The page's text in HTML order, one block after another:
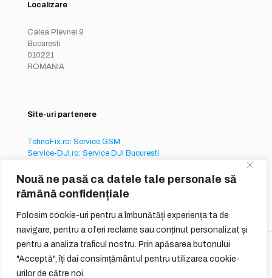
Nouă ne pasă ca datele tale personale să
rămână confidențiale
Folosim cookie-uri pentru a îmbunătăți experiența ta de
navigare, pentru a oferi reclame sau conținut personalizat și
pentru a analiza traficul nostru. Prin apăsarea butonului
"Acceptă", îți dai consimțământul pentru utilizarea cookie-
urilor de către noi.
Localizare
Calea Plevnei 9
Bucuresti
010221
ROMANIA
Site-uri partenere
TehnoFix.ro: Service GSM
Service-DJI.ro: Service DJI Bucuresti
© 2026QUIQ ONLINE SERVICES S.R.L.